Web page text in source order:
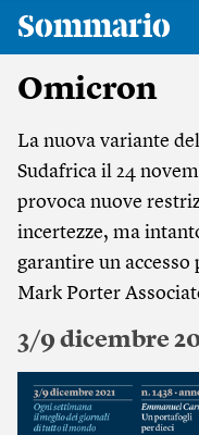
Sommario
Omicron
La nuova variante
Sudafrica il 24
provoca nuove
incertezze, ma
garantire un
Mark Porter
3/9 dicembre